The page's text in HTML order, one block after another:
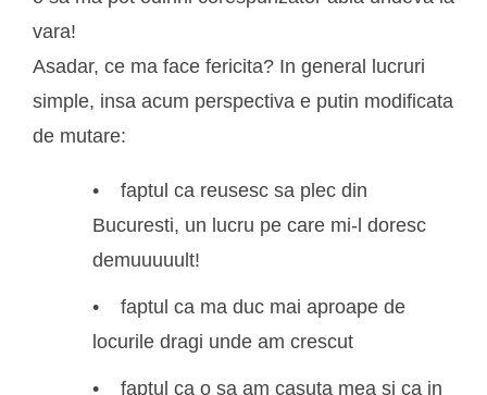
vara!
Asadar, ce ma face fericita? In general lucruri
simple, insa acum perspectiva e putin modificata
de mutare:
faptul ca reusesc sa plec din
Bucuresti, un lucru pe care mi-l doresc
demuuuuult!
faptul ca ma duc mai aproape de
locurile dragi unde am crescut
faptul ca o sa am casuta mea si ca in